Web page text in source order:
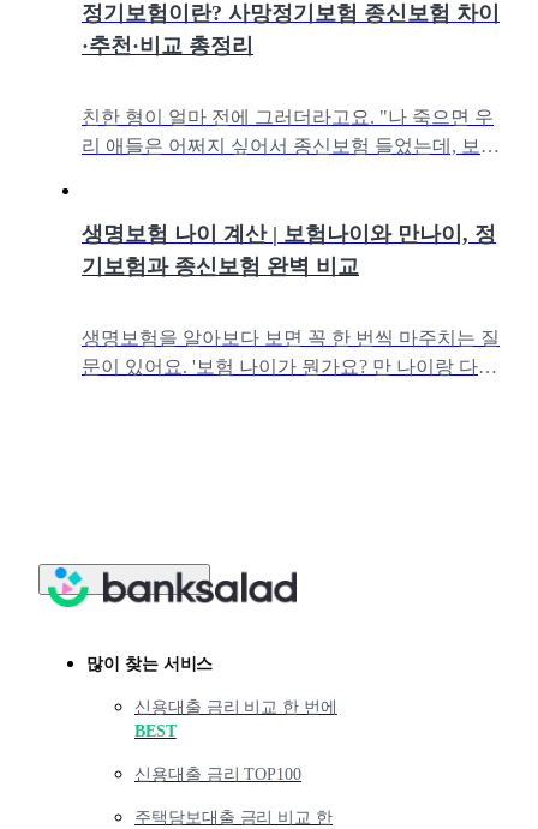
정기보험이란? 사망정기보험 종신보험 차이
·추천·비교 총정리
친한 형이 얼마 전에 그러더라고요. "나 죽으면 우
리 애들은 어쩌지 싶어서 종신보험 들었는데, 보험
생명보험 나이 계산 | 보험나이와 만나이, 정
기보험과 종신보험 완벽 비교
생명보험을 알아보다 보면 꼭 한 번씩 마주치는 질
문이 있어요. '보험 나이가 뭔가요? 만 나이랑 다른
많이 찾는 서비스
신용대출 금리 비교 한 번에
BEST
신용대출 금리 TOP100
주택담보대출 금리 비교 한